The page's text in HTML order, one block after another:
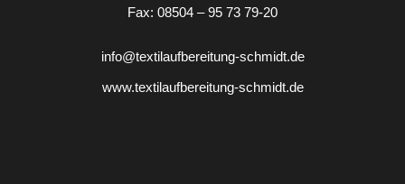
Fax: 08504 – 95 73 79-20
info@textilaufbereitung-schmidt.de
www.textilaufbereitung-schmidt.de